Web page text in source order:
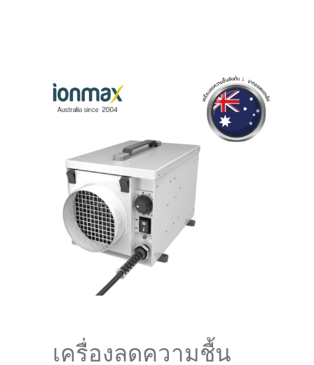
เครื่องลดความชื้น